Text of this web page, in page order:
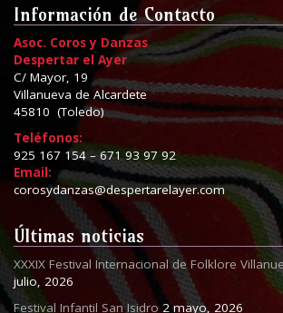
Información de Contacto
Asoc. Coros y Danzas
Despertar el Ayer
C/ Mayor, 19
Villanueva de Alcardete
45810 (Toledo)
Teléfonos:
925 167 154 – 671 93 97 92
Email:
corosydanzas@despertarelayer.com
Últimas noticias
XXXIX Festival Internacional de Folklore
julio, 2026
Festival Infantil San Isidro 2 mayo, 2026